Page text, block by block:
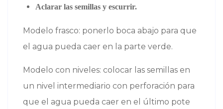
Aclarar las semillas y escurrir.
Modelo frasco: ponerlo boca abajo para que
el agua pueda caer en la parte verde.
Modelo con niveles: colocar las semillas en
un nivel intermediario con perforación para
que el agua pueda caer en el último pote